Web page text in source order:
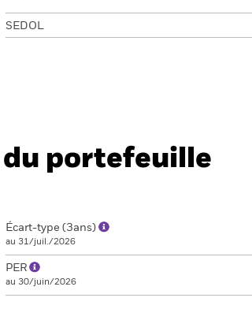
SEDOL
portefeuille
Écart-type (3ans)
au 31/juil./2026
PER
au 30/juin/2026